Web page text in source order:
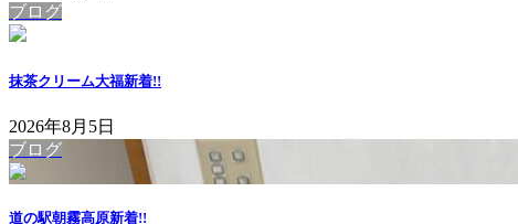
ブログ
抹茶クリーム大福新着!!
2026年8月5日
ブログ
道の駅朝霧高原新着!!